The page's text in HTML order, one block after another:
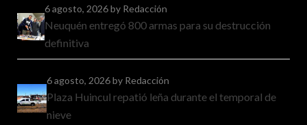
6 agosto, 2026by Redacción
Neuquén entregó 800 armas para su destrucción
definitiva
6 agosto, 2026by Redacción
Plaza Huincul repatió leña durante el temporal de
nieve